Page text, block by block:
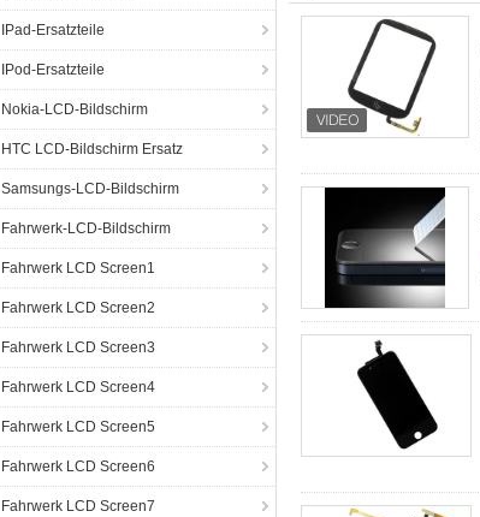
IPad-Ersatzteile
IPod-Ersatzteile
Nokia-LCD-Bildschirm
HTC LCD-Bildschirm Ersatz
Samsungs-LCD-Bildschirm
Fahrwerk-LCD-Bildschirm
Fahrwerk LCD Screen1
Fahrwerk LCD Screen2
Fahrwerk LCD Screen3
Fahrwerk LCD Screen4
Fahrwerk LCD Screen5
Fahrwerk LCD Screen6
Fahrwerk LCD Screen7